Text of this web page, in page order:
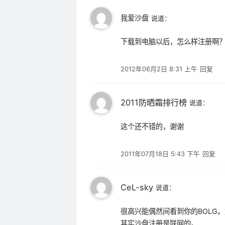
我爱沙盘 说道：
2012年06月2日 8:31 上午
下载到电脑以后，怎么样注册啊？
回复
2011防晒霜排行榜 说道：
2011年07月18日 5:43 下午
这个还不错的，谢谢
回复
CeL-sky 说道：
很高兴能偶然间看到你的BOLG
其实沙盘注册是联网的。